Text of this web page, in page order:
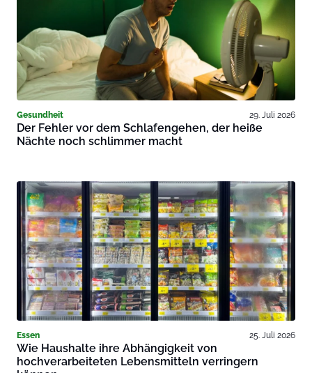
Gesundheit 29. Juli 2026
Der Fehler vor dem Schlafengehen, der heiße
Nächte noch schlimmer macht
Essen 25. Juli 2026
Wie Haushalte ihre Abhängigkeit von
hochverarbeiteten Lebensmitteln verringern